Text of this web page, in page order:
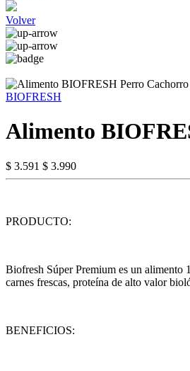
Volver
BIOFRESH
Alimento
$ 3.591 $ 3.990
PRODUCTO:
Biofresh Súper Premium es un alimento
carnes frescas, proteína de alto valor
BENEFICIOS: